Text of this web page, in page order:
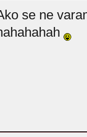
se ne